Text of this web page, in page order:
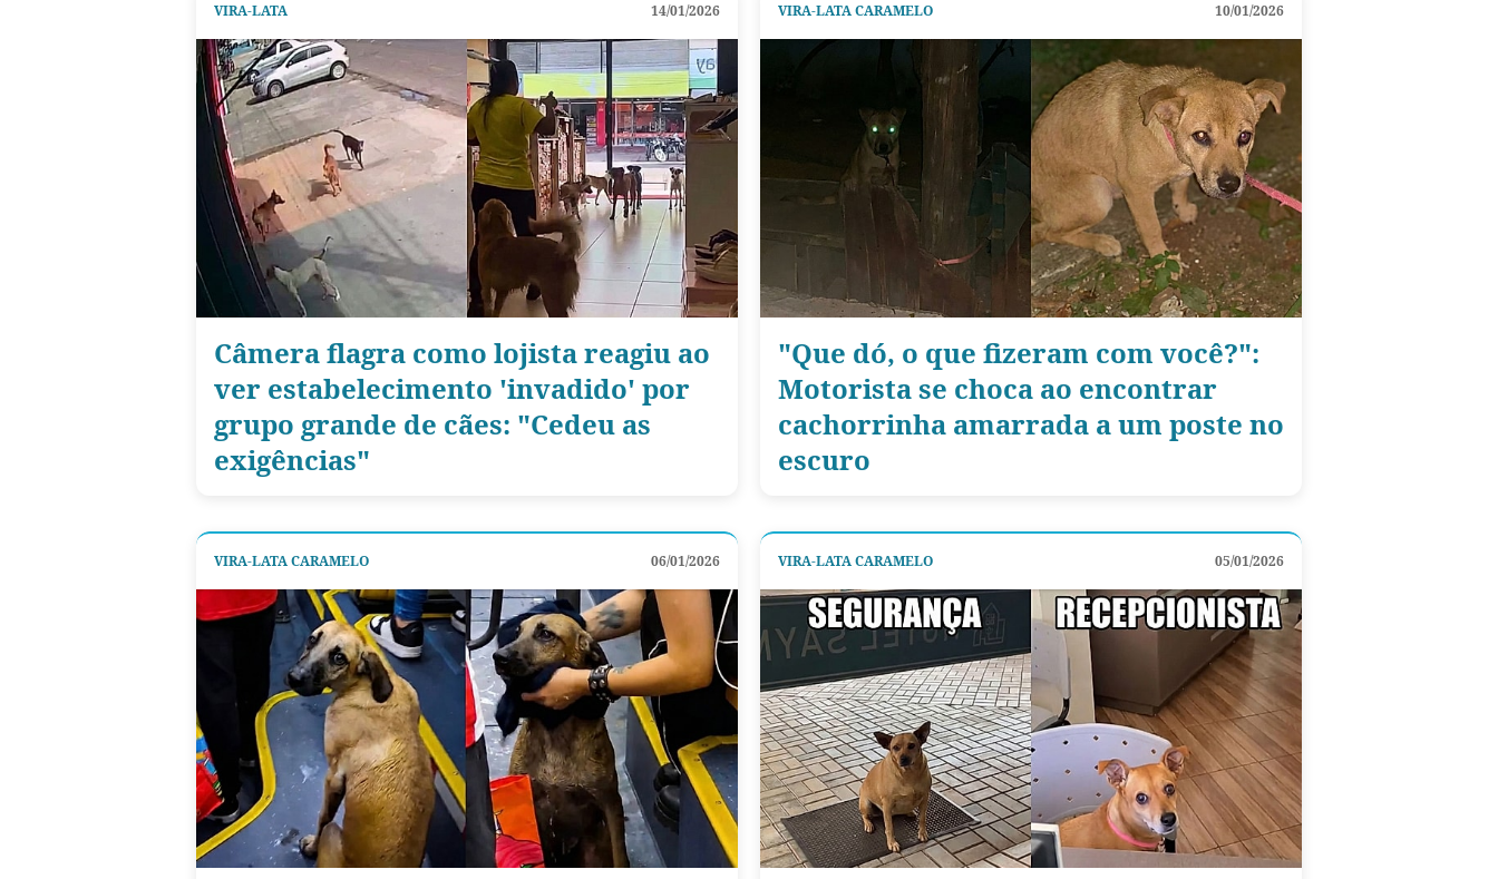
VIRA-LATA 14/01/2026
Câmera flagra como lojista reagiu ao
ver estabelecimento 'invadido' por
grupo grande de cães: "Cedeu as
exigências"
VIRA-LATA CARAMELO 10/01/2026
"Que dó, o que fizeram com você?":
Motorista se choca ao encontrar
cachorrinha amarrada a um poste no
escuro
VIRA-LATA CARAMELO 06/01/2026 VIRA-LATA CARAMELO 05/01/2026